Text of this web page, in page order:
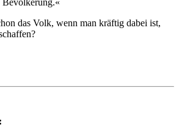
das Volk, wenn man kräftig dabei ist,